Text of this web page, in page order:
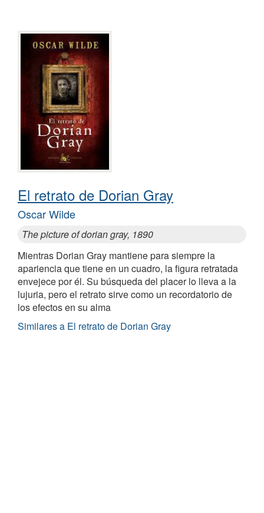
El retrato de Dorian Gray
Oscar Wilde
The picture of dorian gray, 1890
Mientras Dorian Gray mantiene para siempre la
apariencia que tiene en un cuadro, la figura retratada
envejece por él. Su búsqueda del placer lo lleva a la
lujuria, pero el retrato sirve como un recordatorio de
los efectos en su alma
Similares a El retrato de Dorian Gray